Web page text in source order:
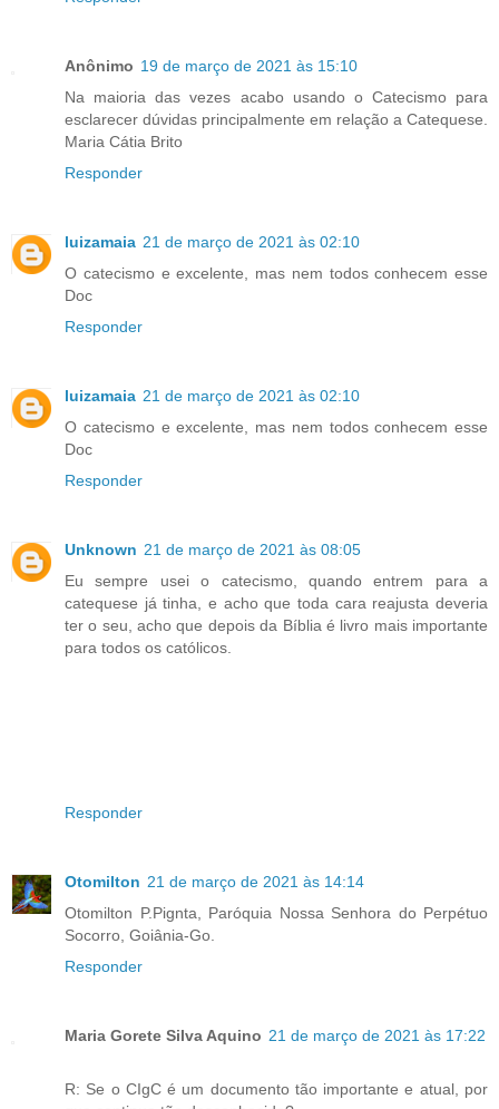
Anônimo 19 de março de 2021 às 15:10
Na maioria das vezes acabo usando o Catecismo para
esclarecer dúvidas principalmente em relação a Catequese.
Maria Cátia Brito
Responder
luizamaia 21 de março de 2021 às 02:10
O catecismo e excelente, mas nem todos conhecem esse
Doc
Responder
luizamaia 21 de março de 2021 às 02:10
O catecismo e excelente, mas nem todos conhecem esse
Doc
Responder
Unknown 21 de março de 2021 às 08:05
Eu sempre usei o catecismo, quando entrem para a
catequese já tinha, e acho que toda cara reajusta deveria
ter o seu, acho que depois da Bíblia é livro mais importante
para todos os católicos.
Responder
Otomilton 21 de março de 2021 às 14:14
Otomilton P.Pignta, Paróquia Nossa Senhora do Perpétuo
Socorro, Goiânia-Go.
Responder
Maria Gorete Silva Aquino 21 de março de 2021 às 17:22
R: Se o CIgC é um documento tão importante e atual, por